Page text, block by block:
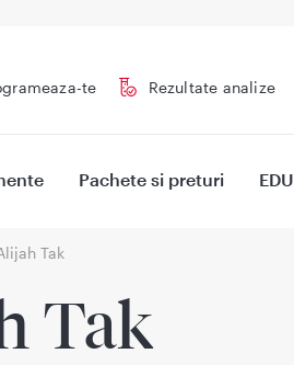
te Rezultate analize
Pachete si preturi EDU
Tak
Tak